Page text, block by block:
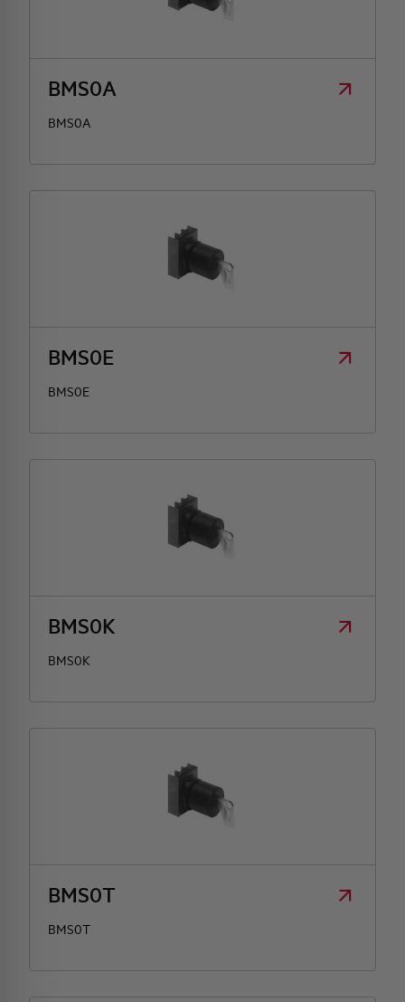
BMS0A
BMS0A
BMS0E
BMS0E
BMS0K
BMS0K
BMS0T
BMS0T
ATTIVITÀ E MERCATI